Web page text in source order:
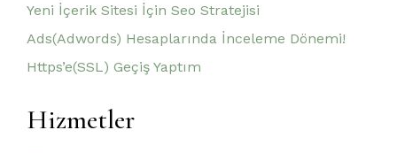
Yeni İçerik Sitesi İçin Seo Stratejisi
Ads(Adwords) Hesaplarında İnceleme Dönemi!
Https’e(SSL) Geçiş Yaptım
Hizmetler